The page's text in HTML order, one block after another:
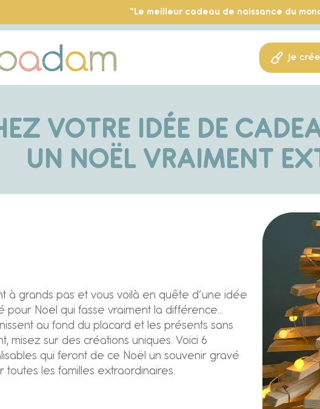
Je
VOTRE IDÉE DE
UN NOËL VRAIMENT
à grands pas et vous voilà en quête d’une idée
pour Noël qui fasse vraiment la différence…
au fond du placard et les présents sans
misez sur des créations uniques. Voici 6
qui feront de ce Noël un souvenir gravé
les familles extraordinaires.
"Le meilleur cadeau de naissance du